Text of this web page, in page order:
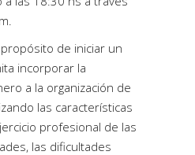
propósito de iniciar un
incorporar la
a la organización de
las características
profesional de las
las dificultades